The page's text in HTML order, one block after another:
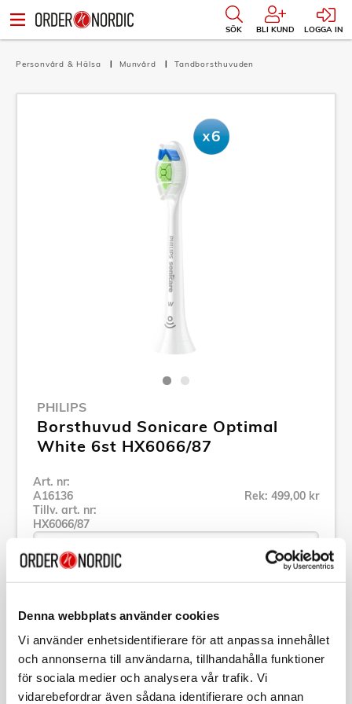
Denna webbplats använder cookies
Vi använder enhetsidentifierare för att anpassa innehållet
och annonserna till användarna, tillhandahålla funktioner
för sociala medier och analysera vår trafik. Vi
vidarebefordrar även sådana identifierare och annan
SÖK BLI KUND LOGGA IN
Personvård & Hälsa Munvård Tandborsthuvuden
PHILIPS
Borsthuvud Sonicare Optimal
White 6st HX6066/87
Art. nr:
A16136
Tillv. art. nr:
HX6066/87
Rek: 499,00 kr
Se alla produkter inom Philips
Specifikation
Beskrivning